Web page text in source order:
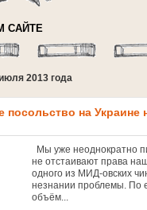
САЙТЕ
2013 года
посольство на Украине
Мы уже неоднократно
не отстаивают права
одного из МИД-овских
незнании проблемы. По
объём...